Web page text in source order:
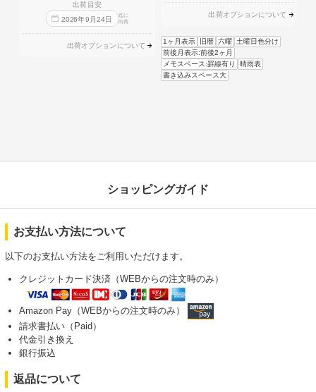
出荷目安
2026年9 月24日
迄に
出荷
出荷オプションについて
出荷オプションについて
1ヶ月表示 旧暦 六曜
土曜日色分け
前後月表示:前後2ヶ月
メモスペース:罫線有り
晴雨表
書き込みスペース大
ショッピングガイド
お支払い方法について
以下のお支払い方法をご利用いただけます。
クレジットカード決済（WEBからの注文時のみ）
Amazon Pay（WEBからの注文時のみ）
請求書払い（Paid）
代金引き換え
銀行振込
返品について